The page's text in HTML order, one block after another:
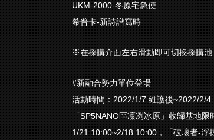
UKM-2000-冬原宅急便
希普卡-新詩譜寫時
※在採購介面左右滑動即可切換採購池
#新融合勢力單位登場
活動時間：2022/1/7 維護後~2022/2/4
「SP5NANO區凜冽冰原」收歸基地
1/21 10:00~2/18 10:00，「破壞者-浮